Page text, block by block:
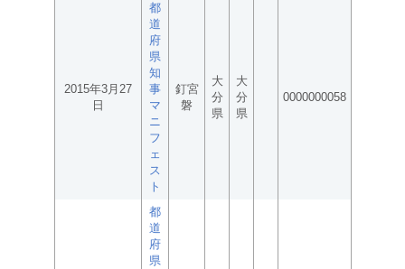
2015年3月27
日
都
道
府
県
知
事
マ
ニ
フ
ェ
ス
ト
釘宮
磐
大
分
県
大
分
県
0000000058
都
道
府
県